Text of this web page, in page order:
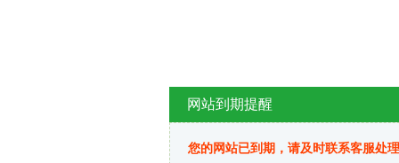
网站到期提醒
您的网站已到期，请及时联系客服处理